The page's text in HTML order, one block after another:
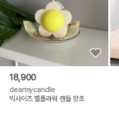
18,900
dearmycandle
빅사이즈 벨플라워 캔들 향초